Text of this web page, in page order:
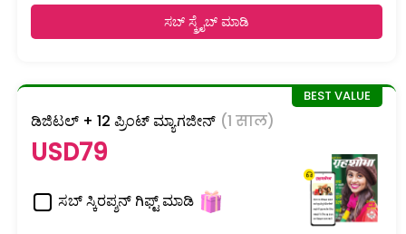
ಸಬ್ ಸ್ಕ್ರೈಬ್ ಮಾಡಿ
ಡಿಜಿಟಲ್ + 12 ಪ್ರಿಂಟ್ ಮ್ಯಾಗಜೀನ್ (1 साल)
USD79
ಸಬ್ ಸ್ಕಿರಪ್ಶನ್ ಗಿಫ್ಟ್ ಮಾಡಿ